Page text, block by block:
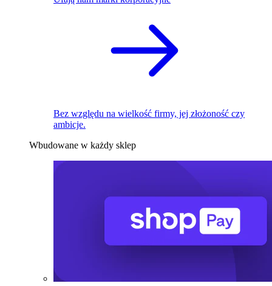
Bez względu na wielkość firmy, jej złożoność czy
ambicje.
Wbudowane w każdy sklep